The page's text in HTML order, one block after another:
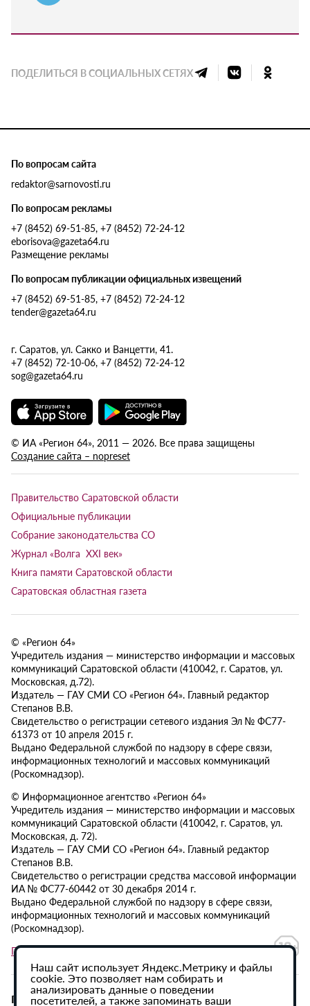
ПОДЕЛИТЬСЯ В СОЦИАЛЬНЫХ СЕТЯХ
По вопросам сайта
redaktor@sarnovosti.ru
По вопросам рекламы
+7 (8452) 69-51-85, +7 (8452) 72-24-12
eborisova@gazeta64.ru
Размещение рекламы
По вопросам публикации официальных извещений
+7 (8452) 69-51-85, +7 (8452) 72-24-12
tender@gazeta64.ru
г. Саратов, ул. Сакко и Ванцетти, 41.
+7 (8452) 72-10-06, +7 (8452) 72-24-12
sog@gazeta64.ru
© ИА «Регион 64», 2011 — 2026. Все права защищены
Создание сайта – nopreset
Правительство Саратовской области
Официальные публикации
Собрание законодательства СО
Журнал «Волга XXI век»
Книга памяти Саратовской области
Саратовская областная газета
© «Регион 64»
Учредитель издания — министерство информации и массовых
коммуникаций Саратовской области (410042, г. Саратов, ул.
Московская, д.72).
Издатель — ГАУ СМИ СО «Регион 64». Главный редактор
Степанов В.В.
Свидетельство о регистрации сетевого издания Эл № ФС77-
61373 от 10 апреля 2015 г.
Выдано Федеральной службой по надзору в сфере связи,
информационных технологий и массовых коммуникаций
(Роскомнадзор).
© Информационное агентство «Регион 64»
Учредитель издания — министерство информации и массовых
коммуникаций Саратовской области (410042, г. Саратов, ул.
Московская, д. 72).
Издатель — ГАУ СМИ СО «Регион 64». Главный редактор
Степанов В.В.
Свидетельство о регистрации средства массовой информации
ИА № ФС77-60442 от 30 декабря 2014 г.
Выдано Федеральной службой по надзору в сфере связи,
информационных технологий и массовых коммуникаций
(Роскомнадзор).
Политика в отношении обработки персональных данных
При использовании материалов сайта активная
Наш сайт использует Яндекс.Метрику и файлы
cookie. Это позволяет нам собирать и
анализировать данные о поведении
посетителей, а также запоминать ваши